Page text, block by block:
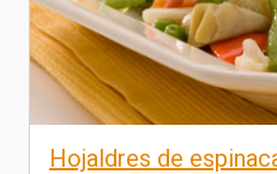
Hojaldres de